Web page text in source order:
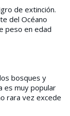
de extinción.
del Océano
peso en edad
bosques y
es muy popular
rara vez excede